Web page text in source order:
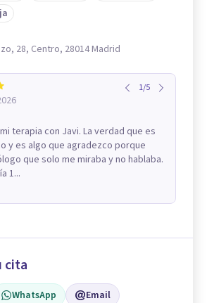
28, Centro, 28014 Madrid
1/5
terapia con Javi. La verdad que es
y es algo que agradezco porque
que solo me miraba y no hablaba.
1...
cita
WhatsApp Email